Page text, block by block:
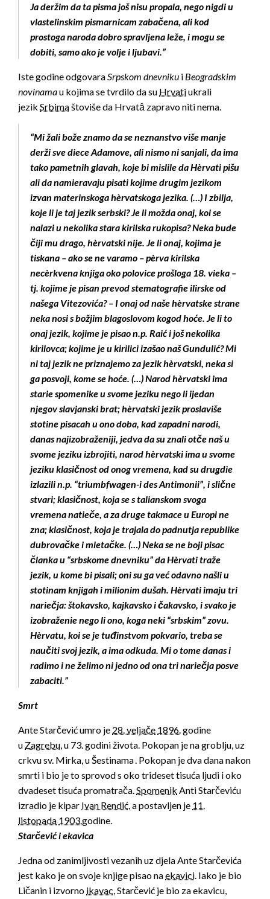
Ja deržim da ta pisma još nisu propala, nego nigdi u
vlastelinskim pismarnicam zabačena, ali kod
prostoga naroda dobro spravljena leže, i mogu se
dobiti, samo ako je volje i ljubavi.”
Iste godine odgovaraSrpskom dnevniku i Beogradskim
novinamau kojima se tvrdilo da su Hrvatiukrali
jezik Srbimaštoviše da Hrvatȃ zapravo niti nema.
“Mi žali bože znamo da se neznanstvo više manje
derži sve diece Adamove, ali nismo ni sanjali, da ima
tako pametnih glavah, koje bi mislile da Hèrvati pišu
ali da namieravaju pisati kojime drugim jezikom
izvan materinskoga hèrvatskoga jezika. (…) I zbilja,
koje li je taj jezik serbski? Je li možda onaj, koi se
nalazi u nekolika stara kirilska rukopisa? Neka bude
čiji mu drago, hèrvatski nije. Je li onaj, kojima je
tiskana – ako se ne varamo – pèrva kirilska
necèrkvena knjiga oko polovice prošloga 18. vieka –
tj. kojime je pisan prevod stematografie ilirske od
našega Vitezovića? – I onaj od naše hèrvatske strane
neka nosi s božjim blagoslovom kogod hoće. Je li to
onaj jezik, kojime je pisao n.p. Raić i još nekolika
kirilovca; kojime je u kirilici izašao naš Gundulić? Mi
ni taj jezik ne priznajemo za jezik hèrvatski, neka si
ga posvoji, kome se hoće. (…) Narod hèrvatski ima
starie spomenike u svome jeziku nego li ijedan
njegov slavjanski brat; hèrvatski jezik proslaviše
stotine pisacah u ono doba, kad zapadni narodi,
danas najizobraženiji, jedva da su znali otče naš u
svome jeziku izbrojiti, narod hèrvatski ima u svome
jeziku klasičnost od onog vremena, kad su drugdie
izlazili n.p. “triumbfwagen-i des Antimonii”, i slične
stvari; klasičnost, koja se s talianskom svoga
vremena natieče, a za druge takmace u Europi ne
zna; klasičnost, koja je trajala do padnutja republike
dubrovačke i mletačke. (…) Neka se ne boji pisac
članka u “srbskome dnevniku” da Hèrvati traže
jezik, u kome bi pisali; oni su ga već odavno našli u
stotinam knjigah i milionim dušah. Hèrvati imaju tri
nariečja: štokavsko, kajkavsko i čakavsko, i svako je
izobraženie nego li ono, koga neki “srbskim” zovu.
Hèrvatu, koi se je tuđinstvom pokvario, treba se
naučiti svoj jezik, a ima odkuda. Mi o tome danas i
radimo i ne želimo ni jedno od ona tri nariečja posve
zabaciti.”
Smrt
Ante Starčević umro je 28. veljače 1896.godine
u Zagrebu, u 73. godini života. Pokopan je na groblju, uz
crkvu sv. Mirka, u Šestinama. Pokopan je dva dana nakon
smrti i bio je to sprovod s oko trideset tisuća ljudi i oko
dvadeset tisuća promatrača.Spomenik Anti Starčeviću
izradio je kipar Ivan Rendić, a postavljen je 11.
listopada 1903.godine.
Starčević i ekavica
Jedna od zanimljivosti vezanih uz djela Ante Starčevića
jest kako je on svoje knjige pisao naekavici. Iako je bio
Ličanin i izvorno ikavac, Starčević je bio za ekavicu,